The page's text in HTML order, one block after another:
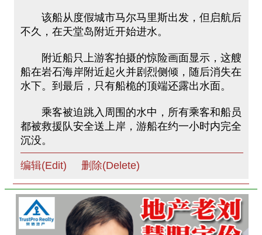
该船从度假城市马尔马里斯出发，但启航后
不久，在天堂岛附近开始进水。
附近船只上游客拍摄的惊险画面显示，这艘
船在岩石海岸附近起火并剧烈侧倾，随后消失在
水下。到最后，只有船桅的顶端还露出水面。
乘客被迫跳入周围的水中，所有乘客和船员
都被救援队安全送上岸，游船在约一小时内完全
沉没。
编辑(Edit) 删除(Delete)